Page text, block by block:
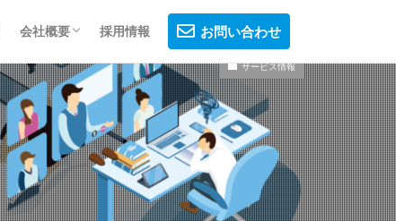
会社概要
会社概要
制作フロー
プライバシーポリシー
採用情報 お問い合わせ
サービス情報